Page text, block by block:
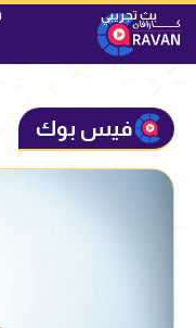
فيس بوك